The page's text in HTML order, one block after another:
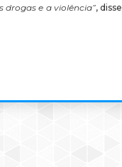
drogas e a violência”, disse